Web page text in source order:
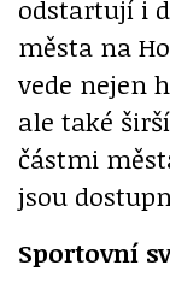
odstartují i
města na
vede nejen
ale také
částmi
jsou
Sportovní